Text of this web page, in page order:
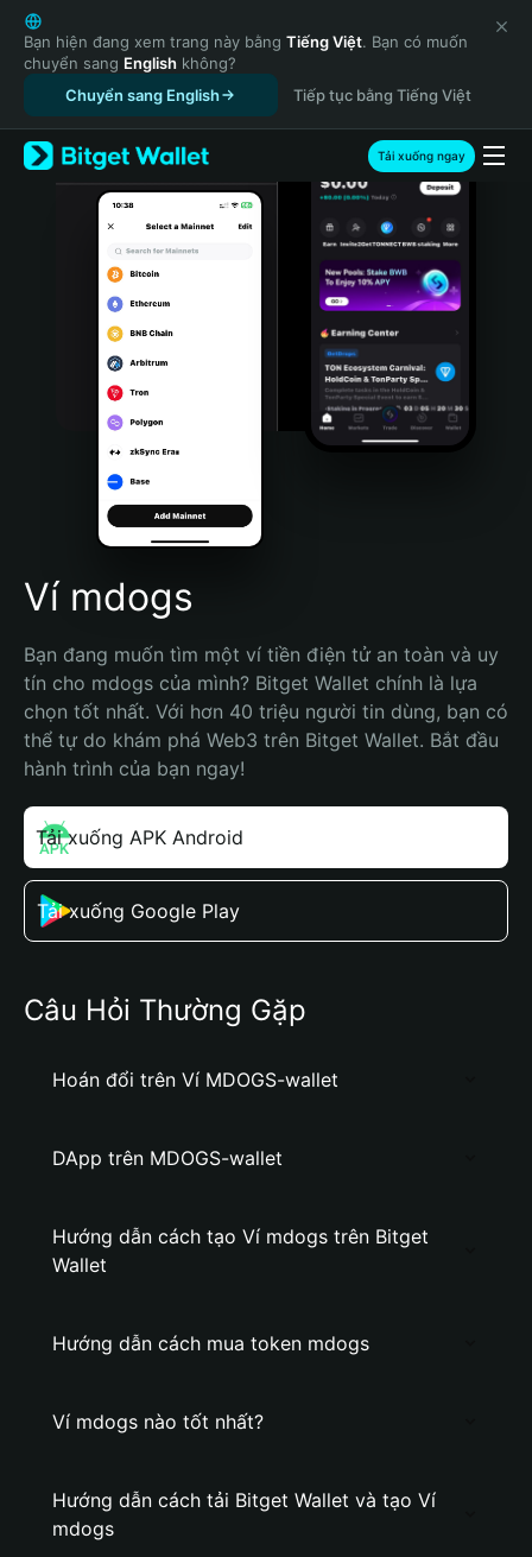
English
日本語
Tiếng Việt
Русский
Español (Latinoamérica)
Türkçe
Italiano
Português (Portugal)
Bahasa Indonesia
Português (Brasil)
Español (Argentina)
Bạn hiện đang xem trang này bằng Tiếng Việt. Bạn có muốn
chuyển sang English không?
Chuyển sang English
Tiếp tục bằng Tiếng Việt
Tải xuống ngay
Ví mdogs
Bạn đang muốn tìm một ví tiền điện tử an toàn và uy
tín cho mdogs của mình? Bitget Wallet chính là lựa
chọn tốt nhất. Với hơn 40 triệu người tin dùng, bạn có
thể tự do khám phá Web3 trên Bitget Wallet. Bắt đầu
hành trình của bạn ngay!
Tải xuống APK Android
Tải xuống Google Play
Câu Hỏi Thường Gặp
Hoán đổi trên Ví MDOGS-wallet
DApp trên MDOGS-wallet
Hướng dẫn cách tạo Ví mdogs trên Bitget
Wallet
Hướng dẫn cách mua token mdogs
Ví mdogs nào tốt nhất?
Hướng dẫn cách tải Bitget Wallet và tạo Ví
mdogs